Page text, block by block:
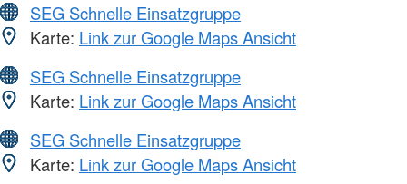
SEG Schnelle Einsatzgruppe
Karte: Link zur Google Maps Ansicht
SEG Schnelle Einsatzgruppe
Karte: Link zur Google Maps Ansicht
SEG Schnelle Einsatzgruppe
Karte: Link zur Google Maps Ansicht